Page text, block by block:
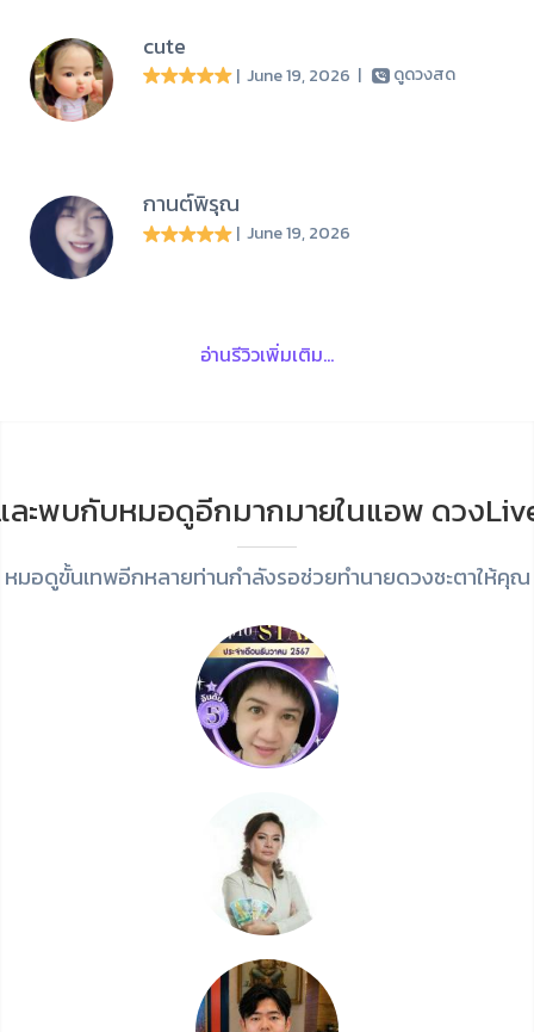
cute
| June 19, 2026 | ดูดวงสด
กานต์พิรุณ
| June 19, 2026
อ่านรีวิวเพิ่มเติม...
ละพบกับหมอดูอีกมากมายในแอพ ดวง
หมอดูขั้นเทพอีกหลายท่านกำลังรอช่วยทำนายดวงชะตาให้คุณ